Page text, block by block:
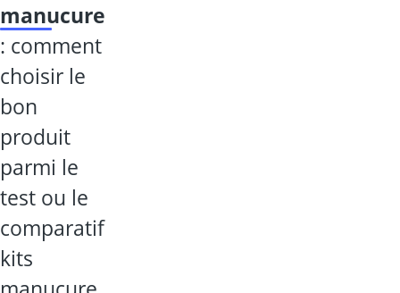
manucure
: comment
choisir le
bon
produit
parmi le
test ou le
comparatif
kits